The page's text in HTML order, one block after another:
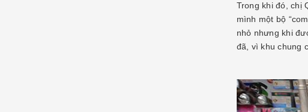
Trong khi đó, chị
mình một bộ
nhỏ nhưng khi
đã, vì khu chung